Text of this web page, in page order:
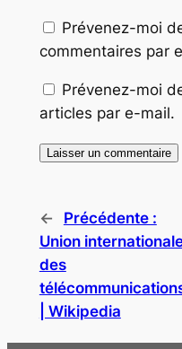
Prévenez-moi
commentaires par
Prévenez-moi
articles par e-mail.
←
Précédente :
Union
des
| Wikipedia